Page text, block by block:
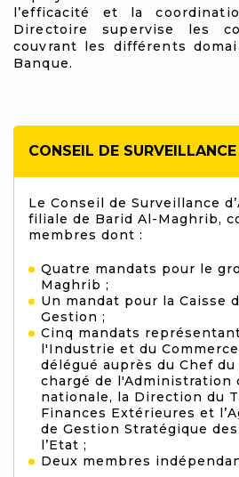
l’efficacité et la
Directoire supervise les
couvrant les différents
Banque.
CONSEIL DE SURVEILLANCE
Le Conseil de Surveillance
filiale de Barid Al-Maghrib,
membres dont :
Quatre mandats pour le
Maghrib ;
Un mandat pour la Caisse
Gestion ;
Cinq mandats
l'Industrie et du
délégué auprès du Chef
chargé de l'Administration
nationale, la Direction du
Finances Extérieures et
de Gestion Stratégique
l’Etat ;
Deux membres